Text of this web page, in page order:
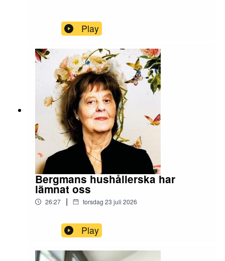
Play
Bergmans hushållerska har
lämnat oss
26:27 | torsdag 23 juli 2026
Play